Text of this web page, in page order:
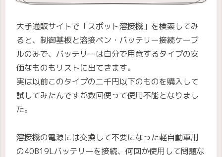
大手通販サイトで「スポット溶接機」を検索してみ
ると、制御基板と溶接ペン・バッテリー接続ケーブ
ルのみで、バッテリーは自分で用意するタイプの安
価なものもリストに出てきます。
実は以前このタイプの二千円以下のものを購入して
試してみたんですが数回使って使用不能となりまし
た。
溶接機の電源には交換して不要になった軽自動車用
の40B19Lバッテリーを接続、何回か使用して問題な